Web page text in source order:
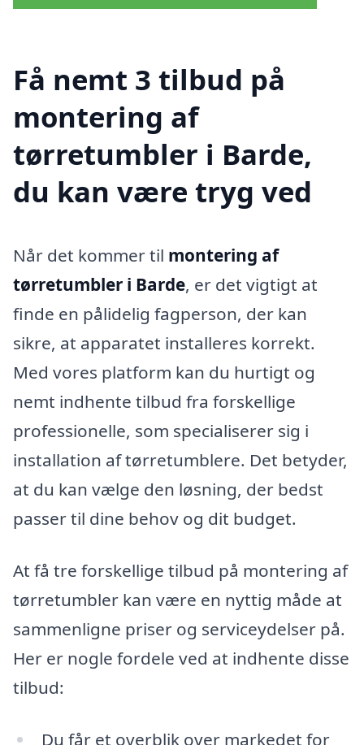
Få nemt 3 tilbud på
montering af
tørretumbler i Barde,
du kan være tryg ved
Når det kommer til montering af
tørretumbler i Barde, er det vigtigt at
finde en pålidelig fagperson, der kan
sikre, at apparatet installeres korrekt.
Med vores platform kan du hurtigt og
nemt indhente tilbud fra forskellige
professionelle, som specialiserer sig i
installation af tørretumblere. Det betyder,
at du kan vælge den løsning, der bedst
passer til dine behov og dit budget.
At få tre forskellige tilbud på montering af
tørretumbler kan være en nyttig måde at
sammenligne priser og serviceydelser på.
Her er nogle fordele ved at indhente disse
tilbud:
Du får et overblik over markedet for